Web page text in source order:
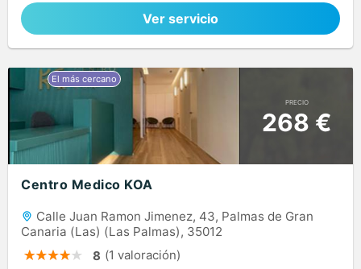
Ver servicio
PRECIO
268 €
Centro Medico KOA
Calle Juan Ramon Jimenez, 43, Palmas de Gran
Canaria (Las) (Las Palmas), 35012
8 (1 valoración)